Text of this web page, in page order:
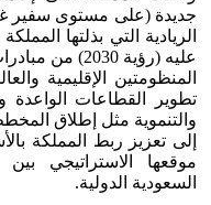
جديدة (على مستوى سفير
عليه (رؤية
المنظومتين الإقليمية
تطوير القطاعات الواعدة
والتنموية مثل إطلاق
إلى تعزيز ربط المملكة
موقعها الاستراتيجي
السعودية الدولية.